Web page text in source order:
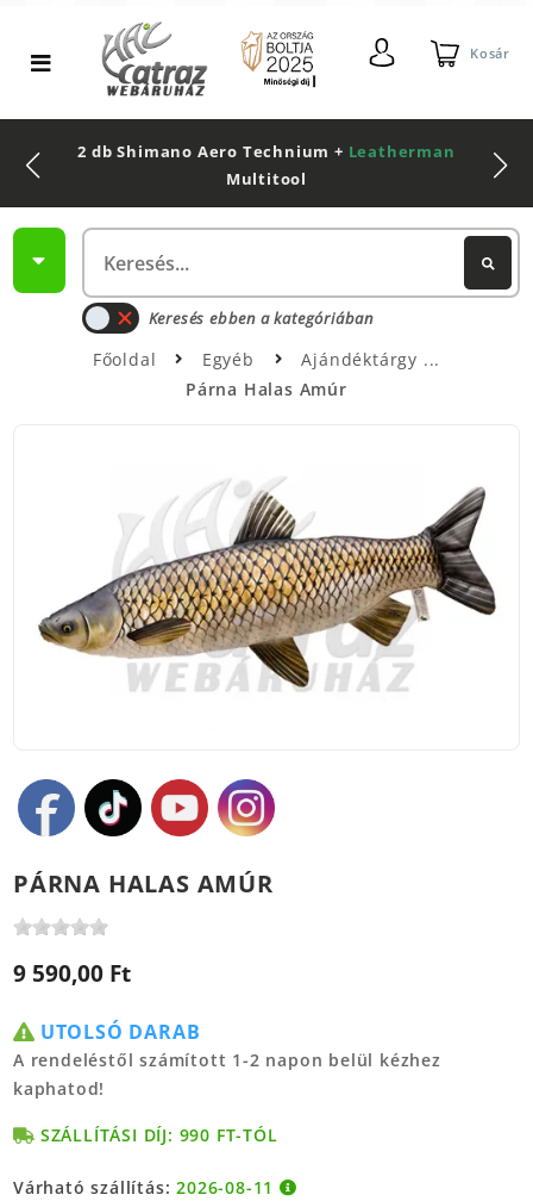
Kosár
2 db Shimano Aero Technium + Leatherman
Multitool
Keresés ebben a kategóriában
Főoldal Egyéb
Ajándéktárgy
Párna Halas Amúr
PÁRNA HALAS AMÚR
9 590,00 Ft
UTOLSÓ DARAB
A rendeléstől számított 1-2 napon belül kézhez
kaphatod!
SZÁLLÍTÁSI DÍJ: 990 FT-TÓL
Várható szállítás:2026-08-11